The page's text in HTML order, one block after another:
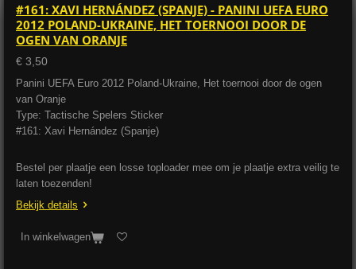
#161: XAVI HERNÁNDEZ (SPANJE) - PANINI UEFA EURO
2012 POLAND-UKRAINE, HET TOERNOOI DOOR DE
OGEN VAN ORANJE
€ 3,50
Panini UEFA Euro 2012 Poland-Ukraine, Het toernooi door de ogen
van Oranje
Type: Tactische Spelers Sticker
#161: Xavi Hernández (Spanje)
Bestel per plaatje een losse toploader mee om je plaatje extra veilig te
laten toezenden!
Bekijk details
In winkelwagen